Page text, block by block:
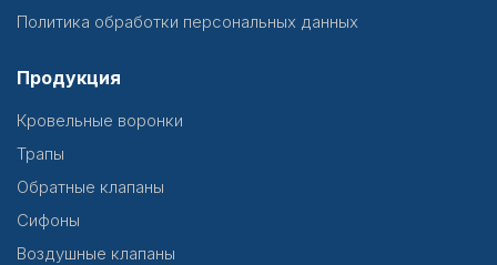
Политика обработки персональных данных
Продукция
Кровельные воронки
Трапы
Обратные клапаны
Сифоны
Воздушные клапаны